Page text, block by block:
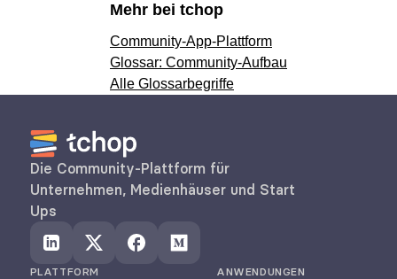
Mehr bei tchop
Community-App-Plattform
Glossar: Community-Aufbau
Alle Glossarbegriffe
Die Community-Plattform für
Unternehmen, Medienhäuser und Start
Ups
PLATTFORM ANWENDUNGEN